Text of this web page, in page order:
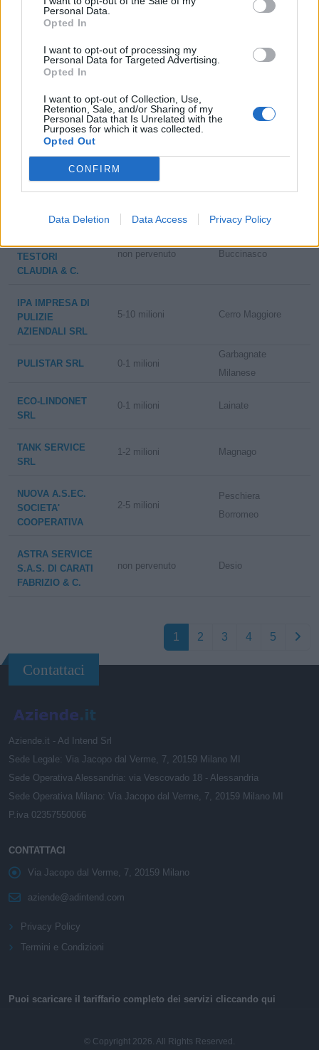
Personal Data.
Opted In
I want to opt-out of processing my
Personal Data for Targeted Advertising.
Opted In
I want to opt-out of Collection, Use,
Retention, Sale, and/or Sharing of my
Personal Data that Is Unrelated with the
Purposes for which it was collected.
Opted Out
CONFIRM
Data Deletion Data Access Privacy Policy
VIRGINIA S.R.L. Mantova
COOP 93 SOC.
COOP. A R.L.
2-5 milioni Borgo Mantovano
IMPRESA DI
PULIZIE CAFFINI
LANDO S.R.L.
0-1 milioni
Bigarello
COOPERATIVA
POSTEGGIATORI
VIMODRONESI
0-1 milioni
TESTORI
CLAUDIA & C.
non pervenuto Buccinasco
IPA IMPRESA DI
PULIZIE
AZIENDALI SRL
5-10 milioni Cerro Maggiore
PULISTAR SRL 0-1 milioni
Garbagnate
Milanese
ECO-LINDONET
SRL
0-1 milioni Lainate
TANK SERVICE
SRL
1-2 milioni Magnago
NUOVA A.S.EC.
SOCIETA'
COOPERATIVA
2-5 milioni
Peschiera
Borromeo
ASTRA SERVICE
S.A.S. DI CARATI
FABRIZIO & C.
non pervenuto Desio
1 2 3 4 5
Contattaci
Aziende.it - Ad Intend Srl
Sede Legale: Via Jacopo dal Verme, 7, 20159 Milano MI
Sede Operativa Alessandria: via Vescovado 18 - Alessandria
Sede Operativa Milano: Via Jacopo dal Verme, 7, 20159 Milano MI
P.iva 02357550066
CONTATTACI
Via Jacopo dal Verme, 7, 20159 Milano
aziende@adintend.com
Privacy Policy
Termini e Condizioni
Puoi scaricare il tariffario completo dei servizi cliccando qui
© Copyright 2026. All Rights Reserved.